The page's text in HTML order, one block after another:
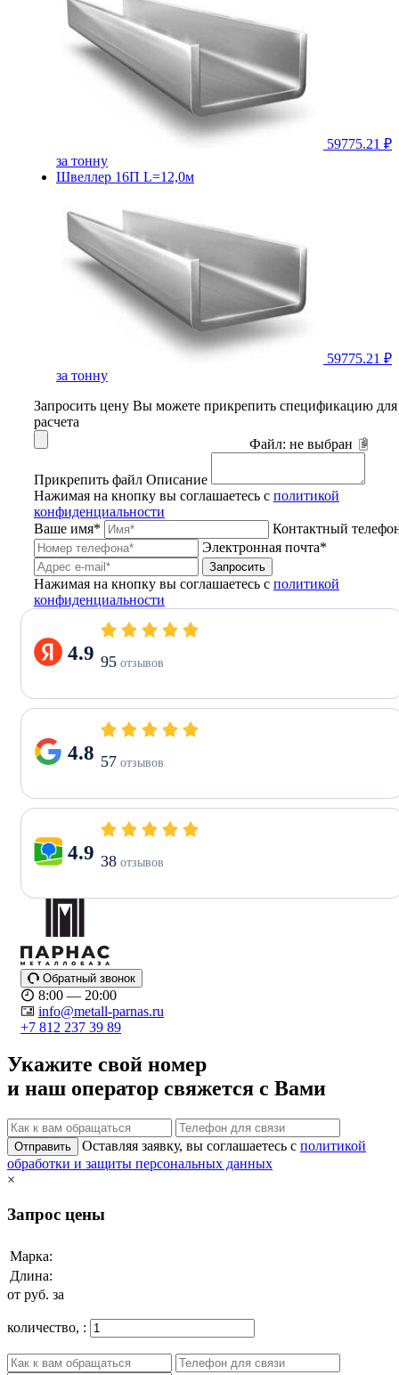
59775.21 ₽
за тонну
Швеллер 16П L=12,0м
59775.21 ₽
за тонну
Запросить цену Вы можете прикрепить спецификацию для
расчета
Файл: не выбран
Прикрепить файл Описание
Нажимая на кнопку вы соглашаетесь с политикой
конфиденциальности
Ваше имя*
Контактный
Электронная почта*
Запросить
Нажимая на кнопку вы соглашаетесь с политикой
конфиденциальности
4.9 95 отзывов
4.8 57 отзывов
4.9 38 отзывов
Обратный звонок
8:00 — 20:00
info@metall-parnas.ru
+7 812 237 39 89
Укажите свой номер
и наш оператор свяжется с Вами
Отправить Оставляя заявку, вы соглашаетесь с политикой
обработки и защиты персональных данных
×
Запрос цены
Марка:
Длина:
от руб. за
количество, :